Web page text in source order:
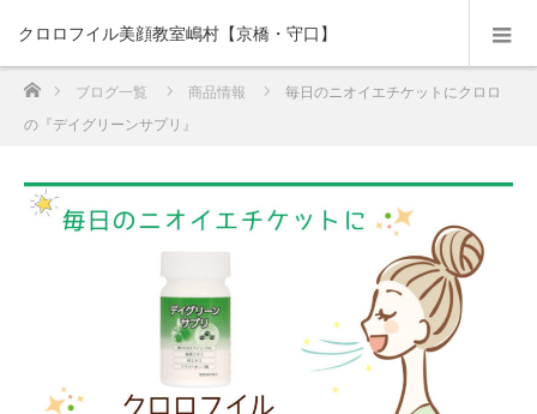
クロロフイル美顔教室嶋村【京橋・守口】
ホームブログ一覧 商品情報
毎日のニオイエチケットにクロロ
の『デイグリーンサプリ』